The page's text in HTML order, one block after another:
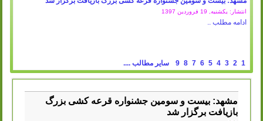
انتشار: یکشنبه, 19 فروردين 1397
ادامه مطلب ..
1
2
3
4
5
6
7
8
9 سایر مطالب ....
مشهد: بیست و سومین جشنواره قرعه کشی بزرگ
بازیافت برگزار شد